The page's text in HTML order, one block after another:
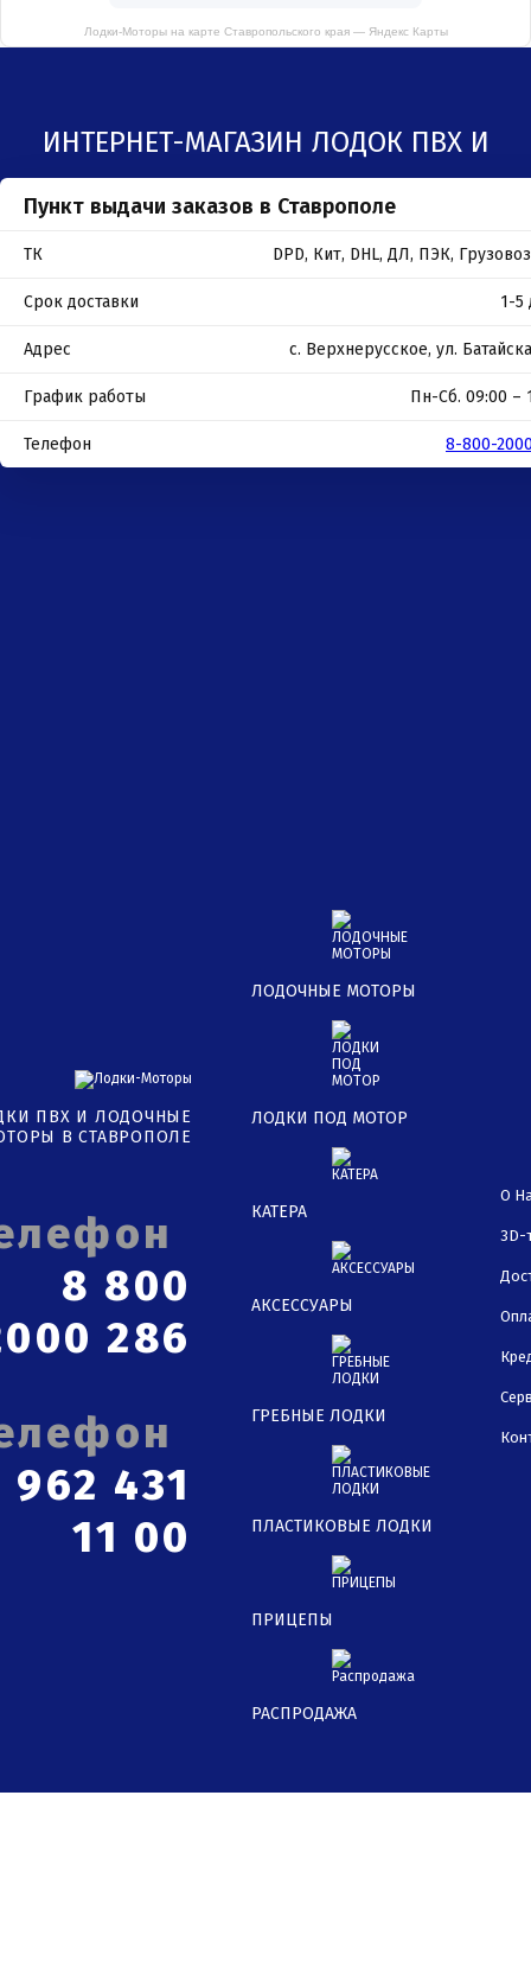
Лодки-Моторы на карте Ставропольского края — Яндекс Карты
ИНТЕРНЕТ-МАГАЗИН ЛОДОК ПВХ И
ЛОДОЧНЫХ МОТОРОВ В СТАВРОПОЛЕ
Пункт выдачи заказов в Ставрополе
ТК DPD, Кит, DHL, ДЛ, ПЭК,
Срок доставки 1-5
Адрес с. Верхнерусское, ул.
График работы Пн-Сб. 09:00 –
Телефон 8-800-
ПВХ И ЛОДОЧНЫЕ
В СТАВРОПОЛЕ
8 800
286
962 431
11 00
ЛОДОЧНЫЕ МОТОРЫ
ЛОДКИ ПОД МОТОР
КАТЕРА
АКСЕССУАРЫ
ГРЕБНЫЕ ЛОДКИ
ПЛАСТИКОВЫЕ ЛОДКИ
ПРИЦЕПЫ
РАСПРОДАЖА
О
3D-